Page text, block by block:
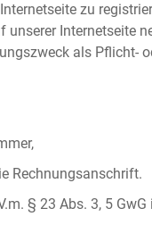
zu
Internetseite
als Pflicht-
Rechnungsanschrift.
§ 23 Abs. 3, 5 GwG